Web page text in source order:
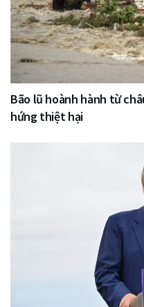
Bão lũ hoành hành từ
hứng thiệt hại